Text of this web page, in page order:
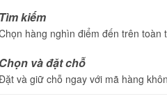
Tìm kiếm
hàng nghìn điểm đến trên toàn
Chọn và đặt chỗ
và giữ chỗ ngay với mã hàng